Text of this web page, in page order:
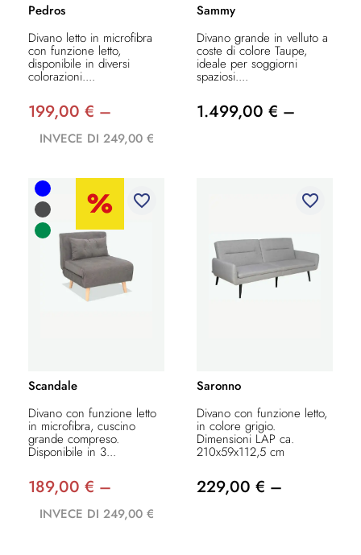
Pedros
Divano letto in microfibra
con funzione letto,
disponibile in diversi
colorazioni....
199,00 € –
INVECE DI 249,00 €
Sammy
Divano grande in velluto a
coste di colore Taupe,
ideale per soggiorni
spaziosi....
1.499,00 € –
favorite_border
Scandale
Divano con funzione letto
in microfibra, cuscino
grande compreso.
Disponibile in 3...
189,00 € –
INVECE DI 249,00 €
favorite_border
Saronno
Divano con funzione letto,
in colore grigio.
Dimensioni LAP ca.
210x59x112,5 cm
229,00 € –